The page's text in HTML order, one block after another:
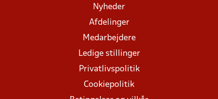
Nyheder
Afdelinger
Medarbejdere
Ledige stillinger
Privatlivspolitik
Cookiepolitik